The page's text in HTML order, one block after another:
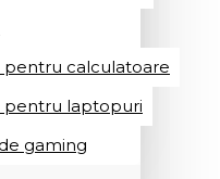
pentru calculatoare
pentru laptopuri
gaming